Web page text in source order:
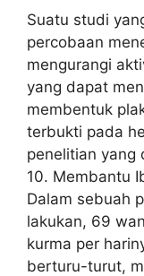
Suatu studi
percobaan
mengurangi
yang dapat
membentuk
terbukti pada
penelitian yang
10. Membantu
Dalam sebuah
lakukan, 69
kurma per
berturu-turut,